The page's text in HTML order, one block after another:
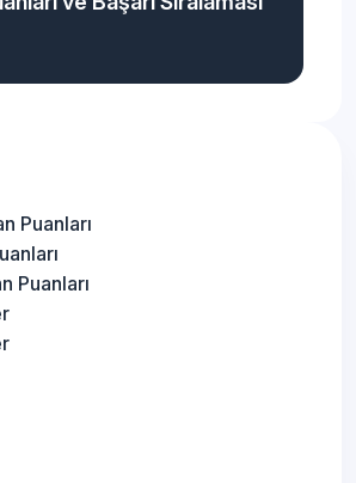
Puanları
Puanları